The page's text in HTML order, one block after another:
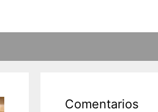
Comentarios